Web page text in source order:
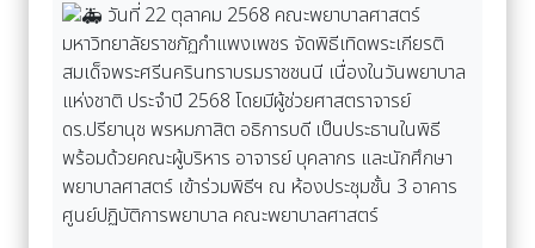
วันที่ 22 ตุลาคม 2568 คณะพยาบาลศาสตร์
มหาวิทยาลัยราชภัฏกำแพงเพชร จัดพิธีเทิดพระเกียรติ
สมเด็จพระศรีนครินทราบรมราชชนนี เนื่องในวันพยาบาล
แห่งชาติ ประจำปี 2568 โดยมีผู้ช่วยศาสตราจารย์
ดร.ปรียานุช พรหมภาสิต อธิการบดี เป็นประธานในพิธี
พร้อมด้วยคณะผู้บริหาร อาจารย์ บุคลากร และนักศึกษา
พยาบาลศาสตร์ เข้าร่วมพิธีฯ ณ ห้องประชุมชั้น 3 อาคาร
ศูนย์ปฏิบัติการพยาบาล คณะพยาบาลศาสตร์